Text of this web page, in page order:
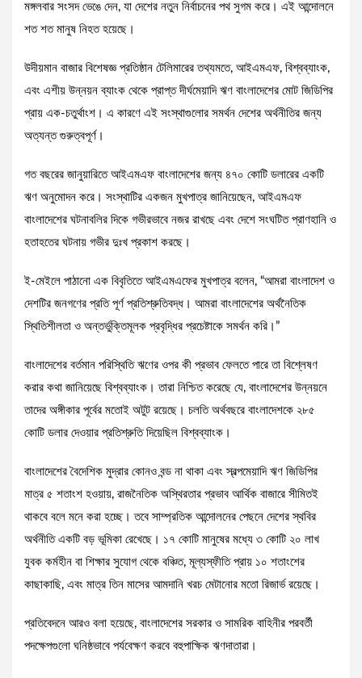
মঙ্গলবার সংসদ ভেঙে দেন, যা দেশের নতুন নির্বাচনের পথ সুগম করে। এই আন্দোলনে
শত শত মানুষ নিহত হয়েছে।
উদীয়মান বাজার বিশেষজ্ঞ প্রতিষ্ঠান টেলিমারের তথ্যমতে, আইএমএফ, বিশ্বব্যাংক,
এবং এশীয় উন্নয়ন ব্যাংক থেকে প্রাপ্ত দীর্ঘমেয়াদি ঋণ বাংলাদেশের মোট জিডিপির
প্রায় এক-চতুর্থাংশ। এ কারণে এই সংস্থাগুলোর সমর্থন দেশের অর্থনীতির জন্য
অত্যন্ত গুরুত্বপূর্ণ।
গত বছরের জানুয়ারিতে আইএমএফ বাংলাদেশের জন্য ৪৭০ কোটি ডলারের একটি
ঋণ অনুমোদন করে। সংস্থাটির একজন মুখপাত্র জানিয়েছেন, আইএমএফ
বাংলাদেশের ঘটনাবলির দিকে গভীরভাবে নজর রাখছে এবং দেশে সংঘটিত প্রাণহানি ও
হতাহতের ঘটনায় গভীর দুঃখ প্রকাশ করছে।
ই-মেইলে পাঠানো এক বিবৃতিতে আইএমএফের মুখপাত্র বলেন, “আমরা বাংলাদেশ ও
দেশটির জনগণের প্রতি পূর্ণ প্রতিশ্রুতিবদ্ধ। আমরা বাংলাদেশের অর্থনৈতিক
স্থিতিশীলতা ও অন্তর্ভুক্তিমূলক প্রবৃদ্ধির প্রচেষ্টাকে সমর্থন করি।”
বাংলাদেশের বর্তমান পরিস্থিতি ঋণের ওপর কী প্রভাব ফেলতে পারে তা বিশ্লেষণ
করার কথা জানিয়েছে বিশ্বব্যাংক। তারা নিশ্চিত করেছে যে, বাংলাদেশের উন্নয়নে
তাদের অঙ্গীকার পূর্বের মতোই অটুট রয়েছে। চলতি অর্থবছরে বাংলাদেশকে ২৮৫
কোটি ডলার দেওয়ার প্রতিশ্রুতি দিয়েছিল বিশ্বব্যাংক।
বাংলাদেশের বৈদেশিক মুদ্রার কোনও বন্ড না থাকা এবং স্বল্পমেয়াদি ঋণ জিডিপির
মাত্র ৫ শতাংশ হওয়ায়, রাজনৈতিক অস্থিরতার প্রভাব আর্থিক বাজারে সীমিতই
থাকবে বলে মনে করা হচ্ছে। তবে সাম্প্রতিক আন্দোলনের পেছনে দেশের স্থবির
অর্থনীতি একটি বড় ভূমিকা রেখেছে। ১৭ কোটি মানুষের মধ্যে ৩ কোটি ২০ লাখ
যুবক কর্মহীন বা শিক্ষার সুযোগ থেকে বঞ্চিত, মূল্যস্ফীতি প্রায় ১০ শতাংশের
কাছাকাছি, এবং মাত্র তিন মাসের আমদানি খরচ মেটানোর মতো রিজার্ভ রয়েছে।
প্রতিবেদনে আরও বলা হয়েছে, বাংলাদেশের সরকার ও সামরিক বাহিনীর পরবর্তী
পদক্ষেপগুলো ঘনিষ্ঠভাবে পর্যবেক্ষণ করবে বহুপাক্ষিক ঋণদাতারা।